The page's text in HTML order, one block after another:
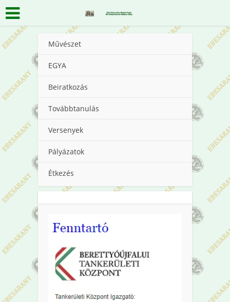
Művészet
EGYA
Beiratkozás
Továbbtanulás
Versenyek
Pályázatok
Étkezés